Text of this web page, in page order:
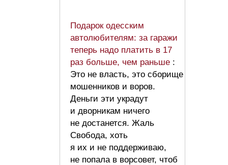
Подарок одесским
автолюбителям: за гаражи
теперь надо платить в 17
раз больше, чем раньше :
Это не власть, это сборище
мошенников и воров.
Деньги эти украдут
и дворникам ничего
не достанется. Жаль
Свобода, хоть
я их и не поддерживаю,
не попала в ворсовет, чтоб